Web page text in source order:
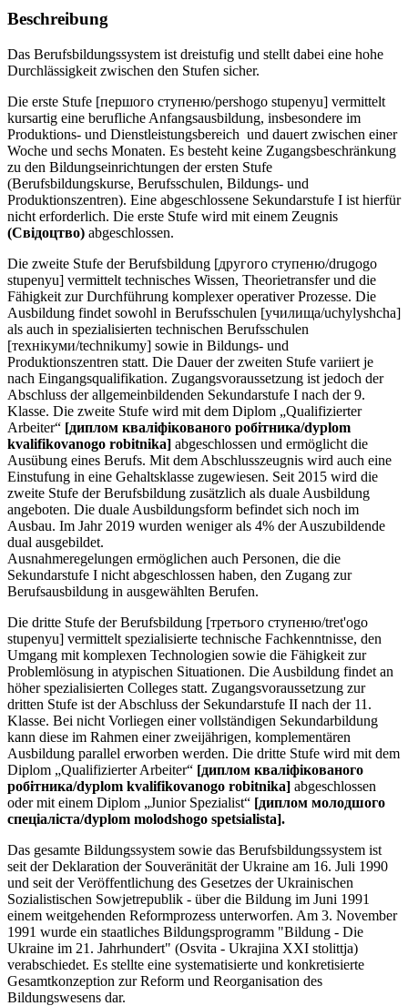
Beschreibung
Das Berufsbildungssystem ist dreistufig und stellt dabei eine hohe
Durchlässigkeit zwischen den Stufen sicher.
Die erste Stufe [першого ступеню/pershogo stupenyu] vermittelt
kursartig eine berufliche Anfangsausbildung, insbesondere im
Produktions- und Dienstleistungsbereich und dauert zwischen einer
Woche und sechs Monaten. Es besteht keine Zugangsbeschränkung
zu den Bildungseinrichtungen der ersten Stufe
(Berufsbildungskurse, Berufsschulen, Bildungs- und
Produktionszentren). Eine abgeschlossene Sekundarstufe I ist hierfür
nicht erforderlich. Die erste Stufe wird mit einem Zeugnis
(Свiдоцтво) abgeschlossen.
Die zweite Stufe der Berufsbildung [другого ступеню/drugogo
stupenyu] vermittelt technisches Wissen, Theorietransfer und die
Fähigkeit zur Durchführung komplexer operativer Prozesse. Die
Ausbildung findet sowohl in Berufsschulen [училища/uchylyshcha]
als auch in spezialisierten technischen Berufsschulen
[технікуми/technikumy] sowie in Bildungs- und
Produktionszentren statt. Die Dauer der zweiten Stufe variiert je
nach Eingangsqualifikation. Zugangsvoraussetzung ist jedoch der
Abschluss der allgemeinbildenden Sekundarstufe I nach der 9.
Klasse. Die zweite Stufe wird mit dem Diplom „Qualifizierter
Arbeiter“ [диплом кваліфікованого робітника/dyplom
kvalifikovanogo robitnika] abgeschlossen und ermöglicht die
Ausübung eines Berufs. Mit dem Abschlusszeugnis wird auch eine
Einstufung in eine Gehaltsklasse zugewiesen. Seit 2015 wird die
zweite Stufe der Berufsbildung zusätzlich als duale Ausbildung
angeboten. Die duale Ausbildungsform befindet sich noch im
Ausbau. Im Jahr 2019 wurden weniger als 4% der Auszubildende
dual ausgebildet.
Ausnahmeregelungen ermöglichen auch Personen, die die
Sekundarstufe I nicht abgeschlossen haben, den Zugang zur
Berufsausbildung in ausgewählten Berufen.
Die dritte Stufe der Berufsbildung [третього ступеню/tret'ogo
stupenyu] vermittelt spezialisierte technische Fachkenntnisse, den
Umgang mit komplexen Technologien sowie die Fähigkeit zur
Problemlösung in atypischen Situationen. Die Ausbildung findet an
höher spezialisierten Colleges statt. Zugangsvoraussetzung zur
dritten Stufe ist der Abschluss der Sekundarstufe II nach der 11.
Klasse. Bei nicht Vorliegen einer vollständigen Sekundarbildung
kann diese im Rahmen einer zweijährigen, komplementären
Ausbildung parallel erworben werden. Die dritte Stufe wird mit dem
Diplom „Qualifizierter Arbeiter“ [диплом кваліфікованого
робітника/dyplom kvalifikovanogo robitnika] abgeschlossen
oder mit einem Diplom „Junior Spezialist“ [диплом молодшого
спеціаліста/dyplom molodshogo spetsialista].
Das gesamte Bildungssystem sowie das Berufsbildungssystem ist
seit der Deklaration der Souveränität der Ukraine am 16. Juli 1990
und seit der Veröffentlichung des Gesetzes der Ukrainischen
Sozialistischen Sowjetrepublik - über die Bildung im Juni 1991
einem weitgehenden Reformprozess unterworfen. Am 3. November
1991 wurde ein staatliches Bildungsprogramm "Bildung - Die
Ukraine im 21. Jahrhundert" (Osvita - Ukrajina XXI stolittja)
verabschiedet. Es stellte eine systematisierte und konkretisierte
Gesamtkonzeption zur Reform und Reorganisation des
Bildungswesens dar.